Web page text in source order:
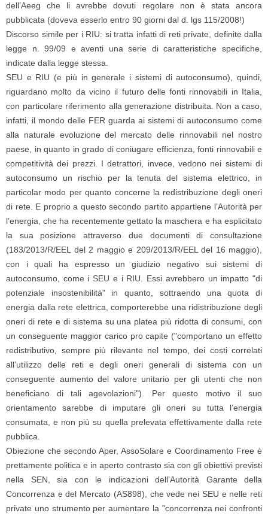
dell’Aeeg che li avrebbe dovuti regolare non è stata ancora
pubblicata (doveva esserlo entro 90 giorni dal d. lgs 115/2008!)
Discorso simile per i RIU: si tratta infatti di reti private, definite dalla
legge n. 99/09 e aventi una serie di caratteristiche specifiche,
indicate dalla legge stessa.
SEU e RIU (e più in generale i sistemi di autoconsumo), quindi,
riguardano molto da vicino il futuro delle fonti rinnovabili in Italia,
con particolare riferimento alla generazione distribuita. Non a caso,
infatti, il mondo delle FER guarda ai sistemi di autoconsumo come
alla naturale evoluzione del mercato delle rinnovabili nel nostro
paese, in quanto in grado di coniugare efficienza, fonti rinnovabili e
competitività dei prezzi. I detrattori, invece, vedono nei sistemi di
autoconsumo un rischio per la tenuta del sistema elettrico, in
particolar modo per quanto concerne la redistribuzione degli oneri
di rete. E proprio a questo secondo partito appartiene l’Autorità per
l’energia, che ha recentemente gettato la maschera e ha esplicitato
la sua posizione attraverso due documenti di consultazione
(183/2013/R/EEL del 2 maggio e 209/2013/R/EEL del 16 maggio),
con i quali ha espresso un giudizio negativo sui sistemi di
autoconsumo, come i SEU e i RIU. Essi avrebbero un impatto "di
potenziale insostenibilità" in quanto, sottraendo una quota di
energia dalla rete elettrica, comporterebbe una ridistribuzione degli
oneri di rete e di sistema su una platea più ridotta di consumi, con
un conseguente maggior carico pro capite ("comportano un effetto
redistributivo, sempre più rilevante nel tempo, dei costi correlati
all’utilizzo delle reti e degli oneri generali di sistema con un
conseguente aumento del valore unitario per gli utenti che non
beneficiano di tali agevolazioni"). Per questo motivo il suo
orientamento sarebbe di imputare gli oneri su tutta l’energia
consumata, e non più su quella prelevata effettivamente dalla rete
pubblica.
Obiezione che secondo Aper, AssoSolare e Coordinamento Free è
prettamente politica e in aperto contrasto sia con gli obiettivi previsti
nella SEN, sia con le indicazioni dell’Autorità Garante della
Concorrenza e del Mercato (AS898), che vede nei SEU e nelle reti
private uno strumento per aumentare la "concorrenza nei confronti